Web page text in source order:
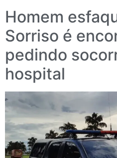
Homem
Sorriso é
pedindo
hospital